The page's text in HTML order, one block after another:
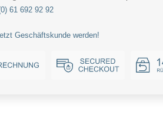
61 692 92 92
Geschäftskunde werden!